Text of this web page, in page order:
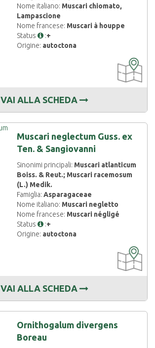
Nome italiano: Muscari chiomato,
Lampascione
Nome francese: Muscari à houppe
Status
:+
Origine: autoctona
DISPONIBILE
VAI ALLA SCHEDA
Muscari neglectum Guss. ex
Ten. & Sangiovanni
Sinonimi principali: Muscari atlanticum
Boiss. & Reut.; Muscari racemosum
(L.) Medik.
Famiglia:Asparagaceae
Nome italiano: Muscari negletto
Nome francese: Muscari négligé
Status
:+
Origine: autoctona
DISPONIBILE
VAI ALLA SCHEDA
Ornithogalum divergens
Boreau